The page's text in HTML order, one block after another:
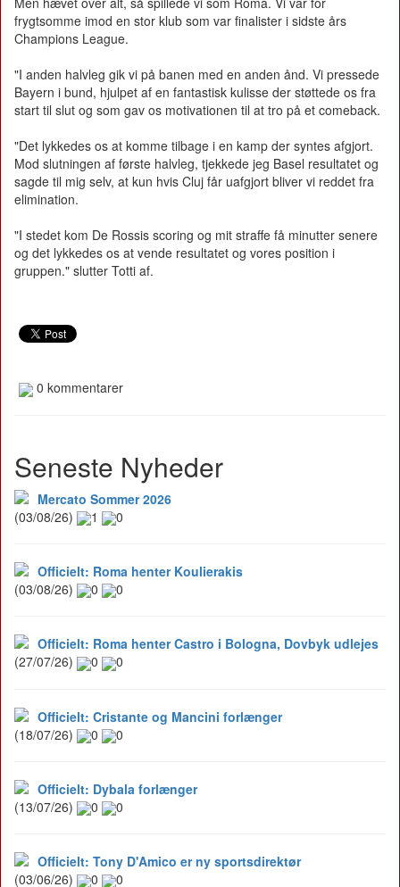
frygtsomme imod en stor klub som var finalister i sidste års
Champions League.
"I anden halvleg gik vi på banen med en anden ånd. Vi pressede
Bayern i bund, hjulpet af en fantastisk kulisse der støttede os fra
start til slut og som gav os motivationen til at tro på et comeback.
"Det lykkedes os at komme tilbage i en kamp der syntes afgjort.
Mod slutningen af første halvleg, tjekkede jeg Basel resultatet og
sagde til mig selv, at kun hvis Cluj får uafgjort bliver vi reddet fra
elimination.
"I stedet kom De Rossis scoring og mit straffe få minutter senere
og det lykkedes os at vende resultatet og vores position i
gruppen." slutter Totti af.
0 kommentarer
Seneste Nyheder
Mercato Sommer 2026
(03/08/26)
1 0
Officielt: Roma henter Koulierakis
(03/08/26)
0 0
Officielt: Roma henter Castro i Bologna, Dovbyk udlejes
(27/07/26)
0 0
Officielt: Cristante og Mancini forlænger
(18/07/26)
0 0
Officielt: Dybala forlænger
(13/07/26)
0 0
Officielt: Tony D'Amico er ny sportsdirektør
(03/06/26)
0 0